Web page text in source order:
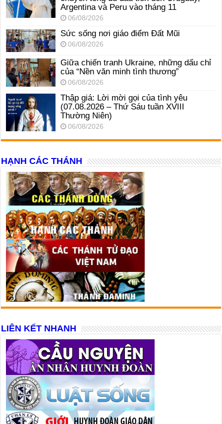
Argentina và Peru vào tháng 11
06/08/2026
Sức sống nơi giáo điểm Đất Mũi
06/08/2026
Giữa chiến tranh Ukraine, những dấu chỉ
của “Nền văn minh tình thương”
06/08/2026
Thập giá: Lời mời gọi của tình yêu
(07.08.2026 – Thứ Sáu tuần XVIII
Thường Niên)
06/08/2026
HẠNH CÁC THÁNH
LIÊN KẾT NHANH